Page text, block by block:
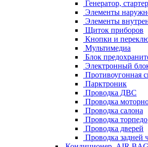
Генератор,
Элементы
Элементы
Щиток приборов
Кнопки и
Мультимедиа
Блок
Электронный
Противоугонная
Парктроник
Проводка ДВС
Проводка
Проводка салона
Проводка торпедо
Проводка дверей
Проводка задней